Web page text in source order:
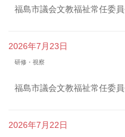
福島市議会文教福祉常任委
2026年7月23日
研修・視察
福島市議会文教福祉常任委
2026年7月22日